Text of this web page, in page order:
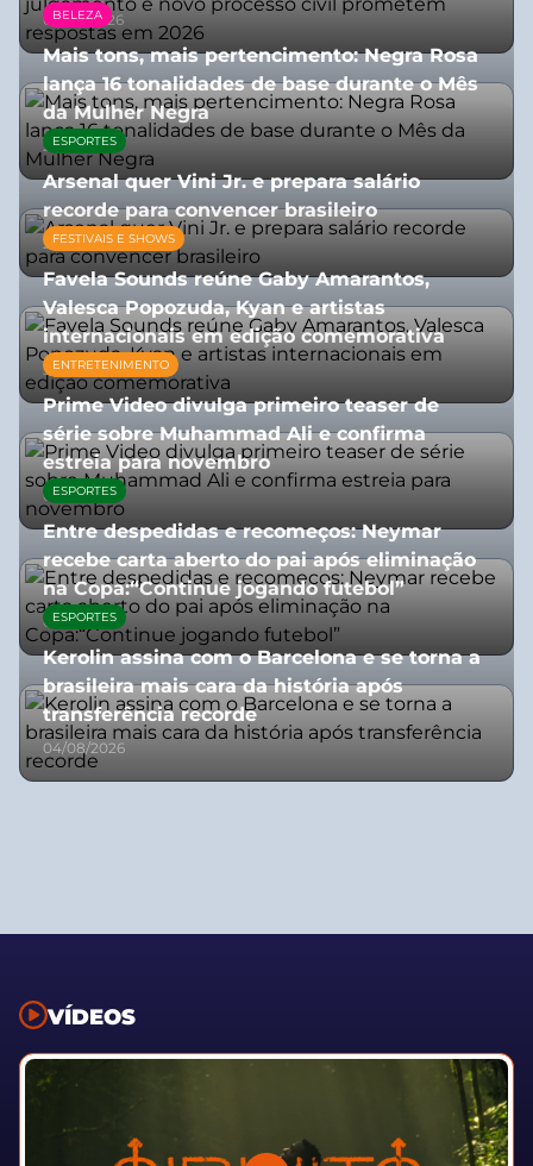
05/08/2026
BELEZA
Mais tons, mais pertencimento: Negra Rosa
lança 16 tonalidades de base durante o Mês
da Mulher Negra
28/07/2026
ESPORTES
Arsenal quer Vini Jr. e prepara salário
recorde para convencer brasileiro
27/07/2026
FESTIVAIS E SHOWS
Favela Sounds reúne Gaby Amarantos,
Valesca Popozuda, Kyan e artistas
internacionais em edição comemorativa
31/07/2026
ENTRETENIMENTO
Prime Video divulga primeiro teaser de
série sobre Muhammad Ali e confirma
estreia para novembro
07/07/2026
ESPORTES
Entre despedidas e recomeços: Neymar
recebe carta aberto do pai após eliminação
na Copa:“Continue jogando futebol”
07/07/2026
ESPORTES
Kerolin assina com o Barcelona e se torna a
brasileira mais cara da história após
transferência recorde
04/08/2026
VÍDEOS